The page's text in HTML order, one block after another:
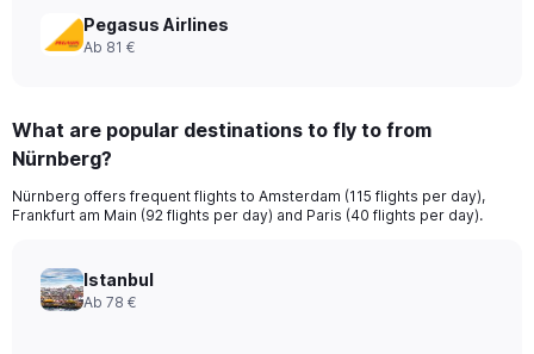
Pegasus Airlines
Ab 81 €
What are popular destinations to fly to from
Nürnberg?
Nürnberg offers frequent flights to Amsterdam (115 flights per day),
Frankfurt am Main (92 flights per day) and Paris (40 flights per day).
Istanbul
Ab 78 €